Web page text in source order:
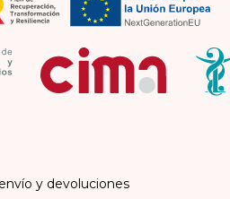
y devoluciones